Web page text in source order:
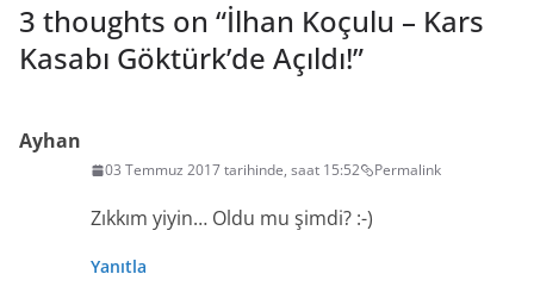
3 thoughts on “İlhan Koçulu – Kars
Kasabı Göktürk’de Açıldı!”
Ayhan
03 Temmuz 2017 tarihinde, saat 15:52 Permalink
Zıkkım yiyin… Oldu mu şimdi? :-)
Yanıtla